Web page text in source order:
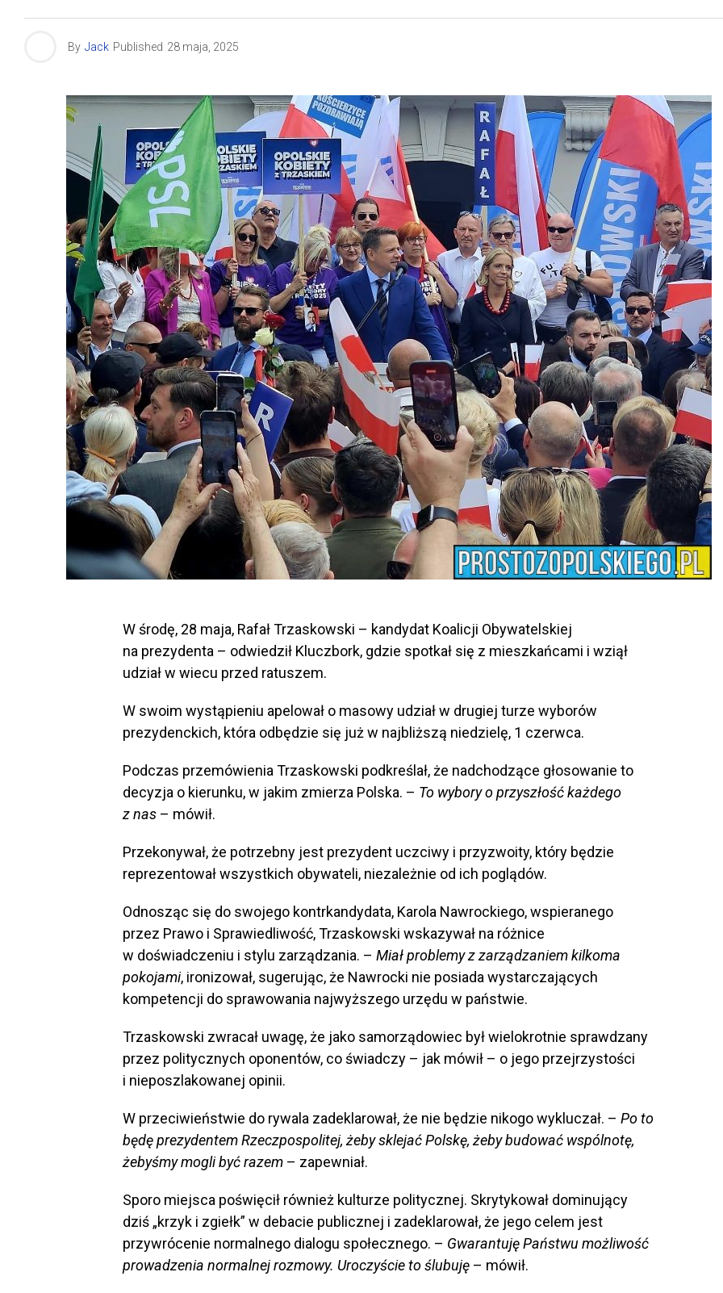
By Jack Published 28 maja, 2025
W środę, 28 maja, Rafał Trzaskowski – kandydat Koalicji Obywatelskiej
na prezydenta – odwiedził Kluczbork, gdzie spotkał się z mieszkańcami i wziął
udział w wiecu przed ratuszem.
W swoim wystąpieniu apelował o masowy udział w drugiej turze wyborów
prezydenckich, która odbędzie się już w najbliższą niedzielę, 1 czerwca.
Podczas przemówienia Trzaskowski podkreślał, że nadchodzące głosowanie to
decyzja o kierunku, w jakim zmierza Polska. – To wybory o przyszłość każdego
z nas – mówił.
Przekonywał, że potrzebny jest prezydent uczciwy i przyzwoity, który będzie
reprezentował wszystkich obywateli, niezależnie od ich poglądów.
Odnosząc się do swojego kontrkandydata, Karola Nawrockiego, wspieranego
przez Prawo i Sprawiedliwość, Trzaskowski wskazywał na różnice
w doświadczeniu i stylu zarządzania. – Miał problemy z zarządzaniem kilkoma
pokojami, ironizował, sugerując, że Nawrocki nie posiada wystarczających
kompetencji do sprawowania najwyższego urzędu w państwie.
Trzaskowski zwracał uwagę, że jako samorządowiec był wielokrotnie sprawdzany
przez politycznych oponentów, co świadczy – jak mówił – o jego przejrzystości
i nieposzlakowanej opinii.
W przeciwieństwie do rywala zadeklarował, że nie będzie nikogo wykluczał. – Po to
będę prezydentem Rzeczpospolitej, żeby sklejać Polskę, żeby budować wspólnotę,
żebyśmy mogli być razem – zapewniał.
Sporo miejsca poświęcił również kulturze politycznej. Skrytykował dominujący
dziś „krzyk i zgiełk” w debacie publicznej i zadeklarował, że jego celem jest
przywrócenie normalnego dialogu społecznego. – Gwarantuję Państwu możliwość
prowadzenia normalnej rozmowy. Uroczyście to ślubuję – mówił.